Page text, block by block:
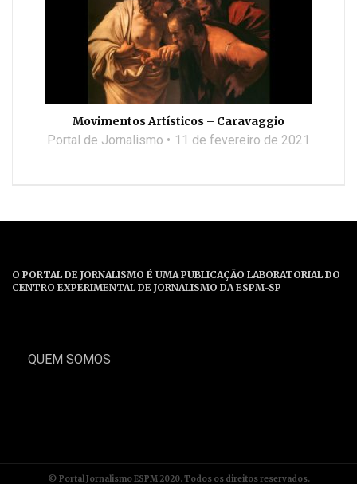
Movimentos Artísticos – Caravaggio
Portal de Jornalismo 11 de fevereiro de 2021
O PORTAL DE JORNALISMO É UMA PUBLICAÇÃO LABORATORIAL DO
CENTRO EXPERIMENTAL DE JORNALISMO DA ESPM-SP
QUEM SOMOS
© Portal Jornalismo ESPM 2020. Todos os direitos reservados.